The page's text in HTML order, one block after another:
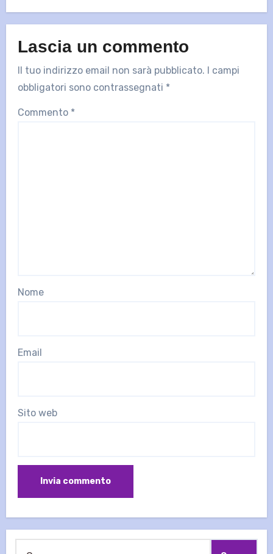
Lascia un commento
Il tuo indirizzo email non sarà pubblicato. I campi
obbligatori sono contrassegnati *
Commento *
Nome
Email
Sito web